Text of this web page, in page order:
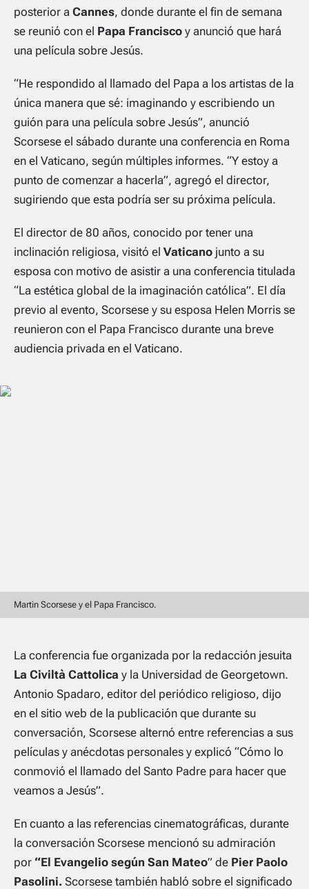
posterior a Cannes, donde durante el fin de semana
se reunió con el Papa Francisco y anunció que hará
una película sobre Jesús.
“He respondido al llamado del Papa a los artistas de la
única manera que sé: imaginando y escribiendo un
guión para una película sobre Jesús”, anunció
Scorsese el sábado durante una conferencia en Roma
en el Vaticano, según múltiples informes. “Y estoy a
punto de comenzar a hacerla”, agregó el director,
sugiriendo que esta podría ser su próxima película.
El director de 80 años, conocido por tener una
inclinación religiosa, visitó el Vaticano junto a su
esposa con motivo de asistir a una conferencia titulada
“La estética global de la imaginación católica”. El día
previo al evento, Scorsese y su esposa Helen Morris se
reunieron con el Papa Francisco durante una breve
audiencia privada en el Vaticano.
Martin Scorsese y el Papa Francisco.
La conferencia fue organizada por la redacción jesuita
La Civiltà Cattolica y la Universidad de Georgetown.
Antonio Spadaro, editor del periódico religioso, dijo
en el sitio web de la publicación que durante su
conversación, Scorsese alternó entre referencias a sus
películas y anécdotas personales y explicó “Cómo lo
conmovió el llamado del Santo Padre para hacer que
veamos a Jesús”.
En cuanto a las referencias cinematográficas, durante
la conversación Scorsese mencionó su admiración
por “El Evangelio según San Mateo” de Pier Paolo
Pasolini. Scorsese también habló sobre el significado